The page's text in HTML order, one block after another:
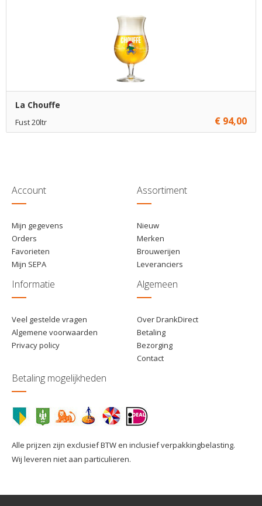
La Chouffe
Fust 20ltr € 94,00
€ 91,50 Toevoegen
Account
Mijn gegevens
Orders
Favorieten
Mijn SEPA
Assortiment
Nieuw
Merken
Brouwerijen
Leveranciers
Informatie
Veel gestelde vragen
Algemene voorwaarden
Privacy policy
Algemeen
Over DrankDirect
Betaling
Bezorging
Contact
Betaling mogelijkheden
Alle prijzen zijn exclusief BTW en inclusief verpakkingbelasting.
Wij leveren niet aan particulieren.